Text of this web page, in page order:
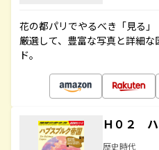
花の都パリでやるべき「見る
厳選して、豊富な写真と詳細
ド。
Ｈ０２ ハ
歴史時代